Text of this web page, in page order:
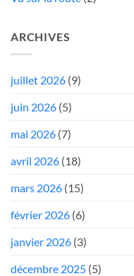
ARCHIVES
juillet 2026 (9)
juin 2026 (5)
mai 2026 (7)
avril 2026 (18)
mars 2026 (15)
février 2026 (6)
janvier 2026 (3)
décembre 2025 (5)